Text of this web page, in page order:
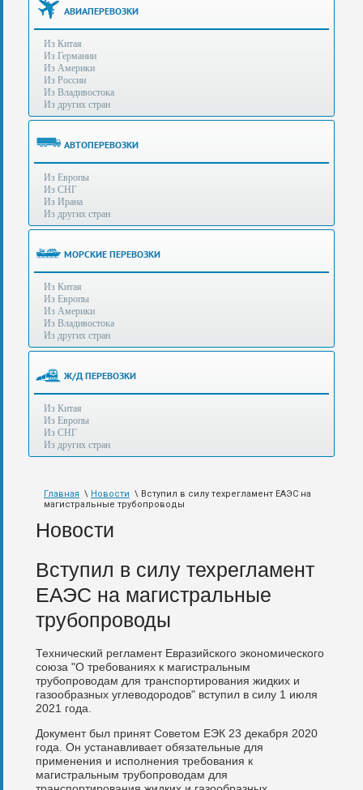
(495)
788-
Бесплатные
консультации
(Без
выходных
8:00
до
21:30)
Таможенное
оформление
грузов
аэропортах
Москвы
Шереметьево,
Внуково,
также
авиа,
железной
дороге.
96-62
+7 (925) 104-
15-94
e-mail:info@s-standard.ru
АВИАПЕРЕВОЗКИ
Из Китая
Из Германии
Из Америки
Из России
Из Владивостока
Из других стран
АВТОПЕРЕВОЗКИ
Из Европы
Из СНГ
Из Ирана
Из других стран
МОРСКИЕ ПЕРЕВОЗКИ
Из Китая
Из Европы
Из Америки
Из Владивостока
Из других стран
Ж/Д ПЕРЕВОЗКИ
Из Китая
Из Европы
Из СНГ
Из других стран
Главная \ Новости \ Вступил в силу техрегламент ЕАЭС на
магистральные трубопроводы
Новости
Вступил в силу техрегламент
ЕАЭС на магистральные
трубопроводы
Технический регламент Евразийского экономического
союза "О требованиях к магистральным
трубопроводам для транспортирования жидких и
газообразных углеводородов" вступил в силу 1 июля
2021 года.
Документ был принят Советом ЕЭК 23 декабря 2020
года. Он устанавливает обязательные для
применения и исполнения требования к
магистральным трубопроводам для